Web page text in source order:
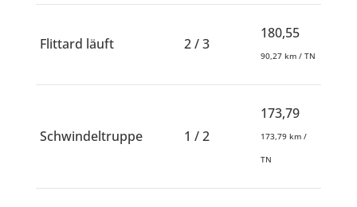
Flittard läuft 2 / 3
180,55
90,27 km / TN
Schwindeltruppe 1 / 2
173,79
173,79 km /
TN